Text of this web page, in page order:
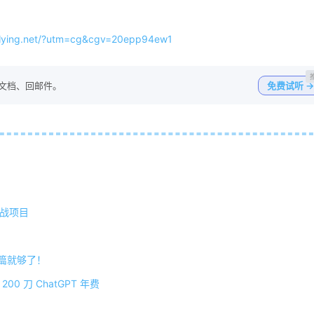
?utm=cg&cgv=20epp94ew1
、回邮件。 免费试听 →
项目
够了！
刀 ChatGPT 年费